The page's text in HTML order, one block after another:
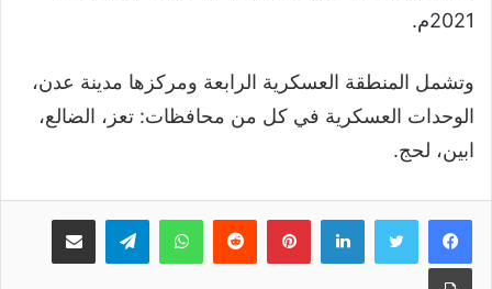
2021م.
وتشمل المنطقة العسكرية الرابعة ومركزها مدينة عدن،
الوحدات العسكرية في كل من محافظات: تعز، الضالع،
ابين، لحج.
لينكدإنبينتيريست واتسابتيلقرام مشاركة عبر البريد
طباعة